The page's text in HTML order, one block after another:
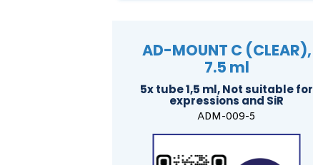
AD-MOUNT C (CLEAR),
7.5 ml
5x tube 1,5 ml, Not suitable for
expressions and SiR
ADM-009-5